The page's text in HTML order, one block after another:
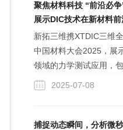
聚焦材料科技 “前沿必
展示DIC技术在新材料
新拓三维携XTDIC三维
中国材料大会2025，展
领域的力学测试应用，
剪切实验等，支持静态
的测试等，支持各类试
同实验需求。
2025-07-08
捕捉动态瞬间，分析微